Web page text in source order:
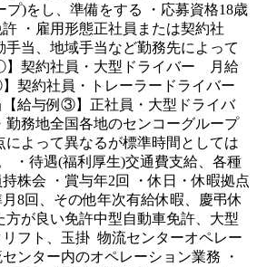
プ)をし、準備をする ・応募資格18歳
・雇用形態正社員または契約社
手当、地域手当など勤務先によって
】契約社員・大型ドライバー 月給
契約社員・トレーラードライバー
【給与例③】正社員・大型ドライバ
務地全国各地のセンコーグループ
によって異なるが標準時間としては
・待遇(福利厚生)交通費支給、各種
株会 ・賞与年2回 ・休日・休暇拠点
8回、その他年次有給休暇、慶弔休
方が良い免許中型自動車免許、大型
フト、玉掛 物流センターオペレー
ンター内のオペレーション業務 ・